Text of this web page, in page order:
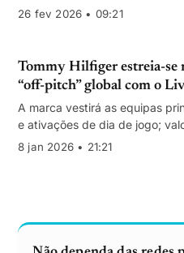
Fórmula 1 por preço e
26 fev 2026 • 09:21
Tommy Hilfiger estreia-se
“off-pitch” global com o
A marca vestirá as equipas
e ativações de dia de jogo;
mantém o patrocínio técnico,
8 jan 2026 • 21:21